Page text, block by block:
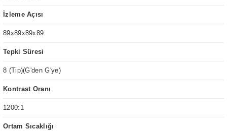
İzleme Açısı
89x89x89x89
Tepki Süresi
8 (Tip)(G'den G'ye)
Kontrast Oranı
1200:1
Ortam Sıcaklığı